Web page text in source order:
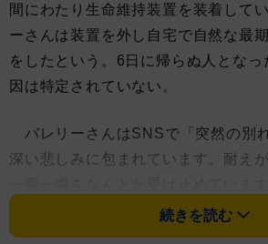
間にわたり生命維持装置を装着して
ーさんは装置を外し自宅で自然な最
をしたという。6日に帰らぬ人となっ
因は特定されていない。
バレリーさんはSNSで「突然の別
深い悲しみに包まれています。耐え
永遠の光を心に留め、私たち家族の
い」と呼びかけた。
続きを読む